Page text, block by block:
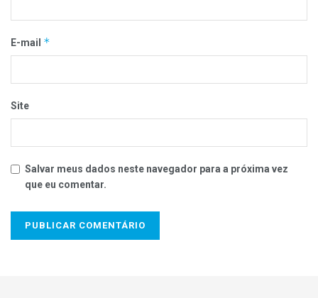
E-mail *
Site
Salvar meus dados neste navegador para a próxima vez
que eu comentar.